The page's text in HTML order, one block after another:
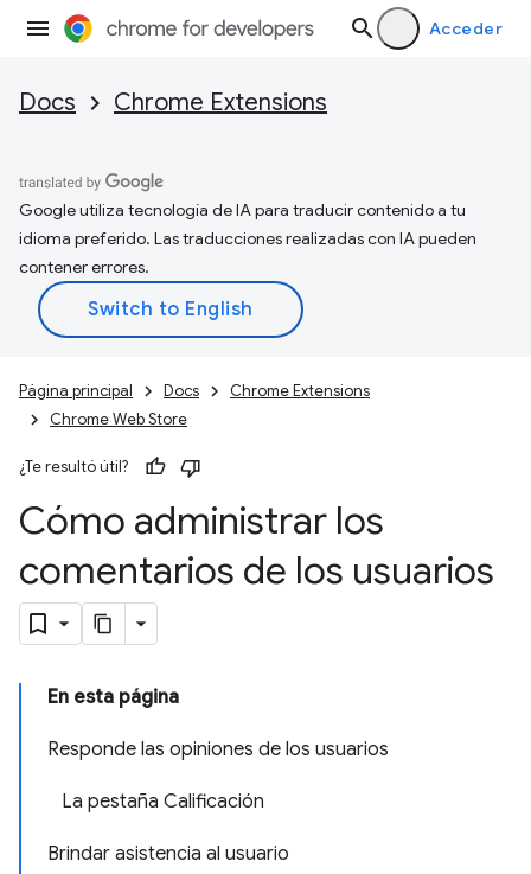
Acceder
Docs Chrome Extensions
Google utiliza tecnología de IA para traducir contenido a tu
idioma preferido. Las traducciones realizadas con IA pueden
contener errores.
Página principal Docs
Chrome Extensions
Chrome Web Store
¿Te resultó útil?
Cómo administrar los
comentarios de los usuarios
En esta página
Responde las opiniones de los usuarios
La pestaña Calificación
Brindar asistencia al usuario